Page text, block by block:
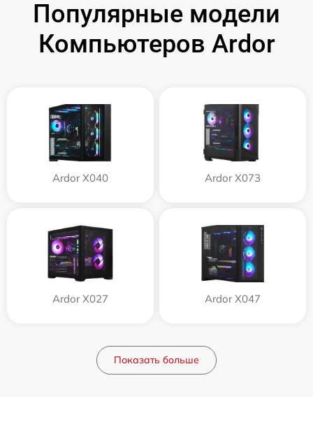
Популярные модели
Компьютеров Ardor
Ardor X040 Ardor X073
Ardor X027 Ardor X047
Показать больше